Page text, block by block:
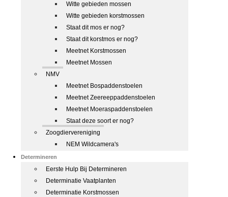
Witte gebieden mossen
Witte gebieden korstmossen
Staat dit mos er nog?
Staat dit korstmos er nog?
Meetnet Korstmossen
Meetnet Mossen
NMV
Meetnet Bospaddenstoelen
Meetnet Zeereeppaddenstoelen
Meetnet Moeraspaddenstoelen
Staat deze soort er nog?
Zoogdiervereniging
NEM Wildcamera's
Determineren
Eerste Hulp Bij Determineren
Determinatie Vaatplanten
Determinatie Korstmossen